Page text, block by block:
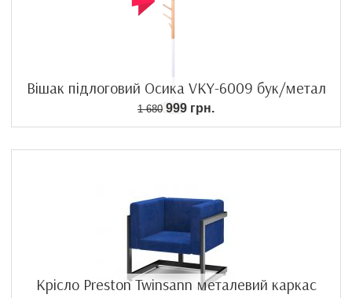
Вішак підлоговий Осика VKY-6009 бук/метал
1 680 999 грн.
Крісло Preston Twinsann металевий каркас